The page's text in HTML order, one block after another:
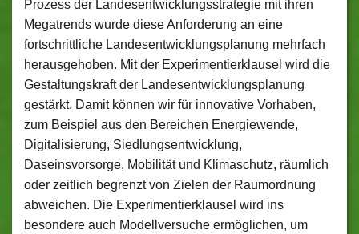
Prozess der Landesentwicklungsstrategie mit ihren
Megatrends wurde diese Anforderung an eine
fortschrittliche Landesentwicklungsplanung mehrfach
herausgehoben. Mit der Experimentierklausel wird die
Gestaltungskraft der Landesentwicklungsplanung
gestärkt. Damit können wir für innovative Vorhaben,
zum Beispiel aus den Bereichen Energiewende,
Digitalisierung, Siedlungsentwicklung,
Daseinsvorsorge, Mobilität und Klimaschutz, räumlich
oder zeitlich begrenzt von Zielen der Raumordnung
abweichen. Die Experimentierklausel wird ins
besondere auch Modellversuche ermöglichen, um